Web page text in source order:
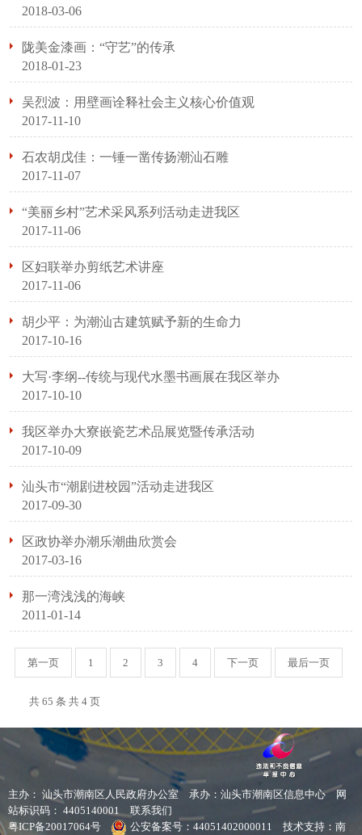
2018-03-06
陇美金漆画：“守艺”的传承
2018-01-23
吴烈波：用壁画诠释社会主义核心价值观
2017-11-10
石农胡戊佳：一锤一凿传扬潮汕石雕
2017-11-07
“美丽乡村”艺术采风系列活动走进我区
2017-11-06
区妇联举办剪纸艺术讲座
2017-11-06
胡少平：为潮汕古建筑赋予新的生命力
2017-10-16
大写·李纲--传统与现代水墨书画展在我区举办
2017-10-10
我区举办大寮嵌瓷艺术品展览暨传承活动
2017-10-09
汕头市“潮剧进校园”活动走进我区
2017-09-30
区政协举办潮乐潮曲欣赏会
2017-03-16
那一湾浅浅的海峡
2011-01-14
第一页 1 2 3 4 下一页 最后一页
共 65 条 共4 页
主办： 汕头市潮南区人民政府办公室 承办：汕头市潮南区信息中心
网
站标识码： 4405140001
联系我们
粤ICP备20017064号
公安备案号：44051402000011 技术支持：南